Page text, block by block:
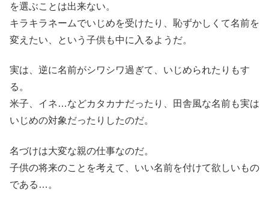
を選ぶことは出来ない。
キラキラネームでいじめを受けたり、恥ずかしくて名前を
変えたい、という子供も中に入るようだ。
実は、逆に名前がシワシワ過ぎて、いじめられたりもす
る。
米子、イネ…などカタカナだったり、田舎風な名前も実は
いじめの対象だったりしたのだ。
名づけは大変な親の仕事なのだ。
子供の将来のことを考えて、いい名前を付けて欲しいもの
である…。